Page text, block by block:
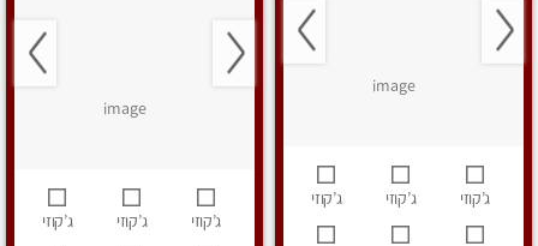
ג’קוזי ג’קוזי ג’קוזי
ג’קוזי ג’קוזי ג’קוזי